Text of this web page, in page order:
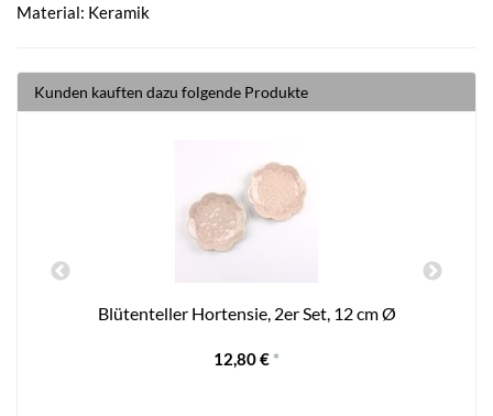
Material: Keramik
Kunden kauften dazu folgende Produkte
Blütenteller Hortensie, 2er Set, 12 cm Ø
12,80 € *